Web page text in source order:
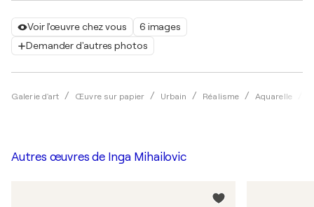
Voir l'œuvre chez vous
6 images
Demander d'autres photos
Galerie d'art Œuvre sur papier Urbain Réalisme Aquarelle
Autres œuvres de Inga Mihailovic